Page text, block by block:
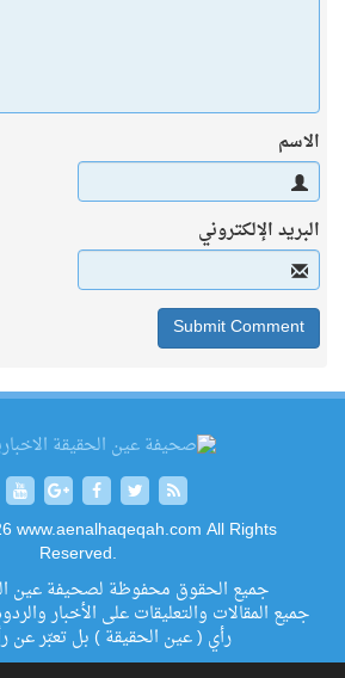
الاسم
البريد الإلكتروني
www.aenalhaqeqah.com All Rights
Reserved.
جميع الحقوق محفوظة لصحيفة عين
جميع المقالات والتعليقات على الأخبار
رأي ( عين الحقيقة ) بل تعبّر عن